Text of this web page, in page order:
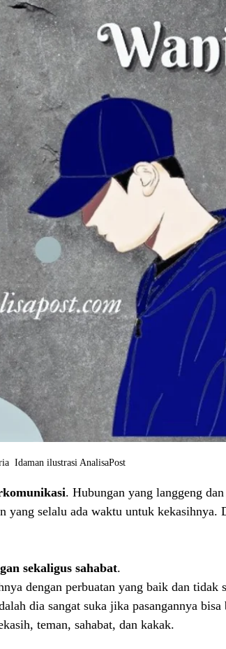
Idaman ilustrasi AnalisaPost
. Hubungan yang langgeng
yang selalu ada waktu untuk kekasihnya.
sekaligus sahabat.
dengan perbuatan yang baik dan tidak
dia sangat suka jika pasangannya bisa
teman, sahabat, dan kakak.